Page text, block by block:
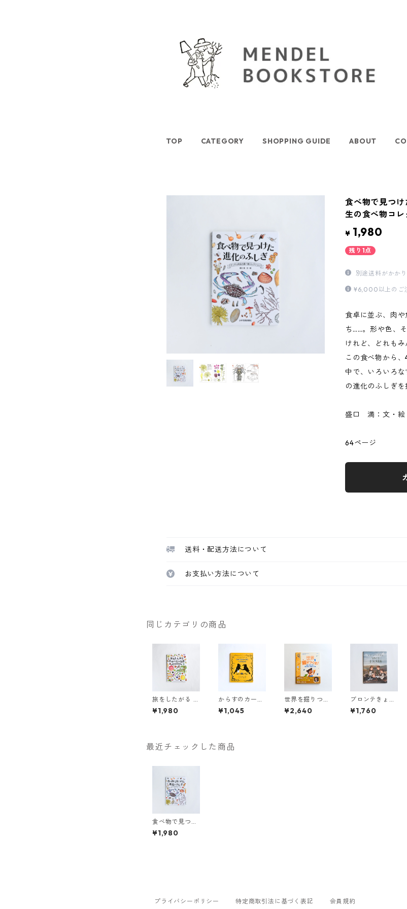
TOP CATEGORY SHOPPING GUIDE ABOUT
食べ物で見つ
生の食べ物コレ
¥ 1,980
残り1点
別途送料がかか
¥6,000以上のご
食卓に並ぶ、肉
ち……。形や色、
けれど、どれも
この食べ物から
中で、いろいろ
の進化のふしぎ
盛口 満：文・絵
64ページ
送料・配送方法について
お支払い方法について
同じカテゴリの商品
旅をしたがる 草
木の実の知恵
ゲッチョ先生の
¥1,980
からすのカーさ
んへびたいじ
¥1,045
世界を掘りつく
せ！ 人類の歴史
を変えた18の偉
¥2,640
ブロンテきょう
だいのちいさな
手づくり絵本
¥1,760
最近チェックした商品
食べ物で見つけ
た進化のふし
ぎ ゲッチョ先
¥1,980
プライバシーポリシー 特定商取引法に基づく表記 会員規約